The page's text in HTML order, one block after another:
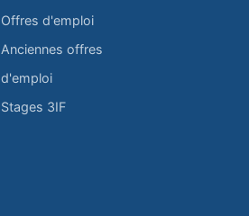
Offres d'emploi
Anciennes offres
d'emploi
Stages 3IF